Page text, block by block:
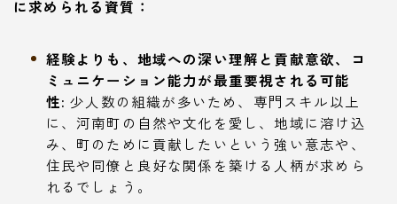
に求められる資質：
経験よりも、地域への深い理解と貢献意欲、コ
ミュニケーション能力が最重要視される可能
性: 少人数の組織が多いため、専門スキル以上
に、河南町の自然や文化を愛し、地域に溶け込
み、町のために貢献したいという強い意志や、
住民や同僚と良好な関係を築ける人柄が求めら
れるでしょう。